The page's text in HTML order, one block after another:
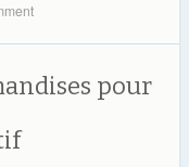
pour